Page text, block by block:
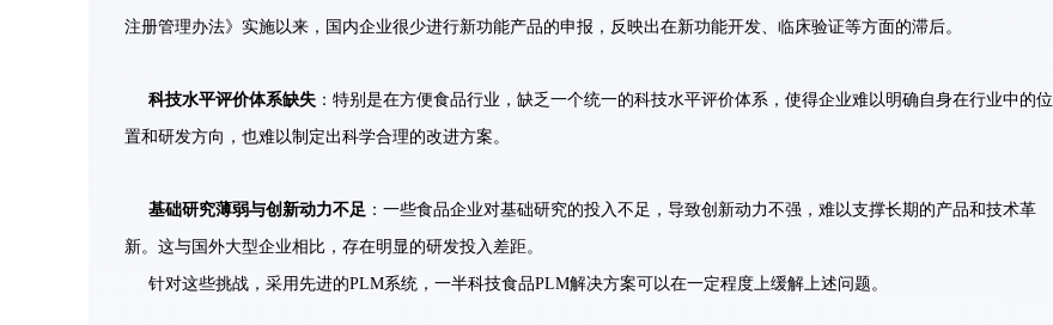
注册管理办法》实施以来，国内企业很少进行新功能产品的申报，反映出在新功能开发、临床验证等方面的滞后。
科技水平评价体系缺失 ：特别是在方便食品行业，缺乏一个统一的科技水平评价体系，使得企业难以明确自身在行业中的位
置和研发方向，也难以制定出科学合理的改进方案。
基础研究薄弱与创新动力不足 ：一些食品企业对基础研究的投入不足，导致创新动力不强，难以支撑长期的产品和技术革
新。这与国外大型企业相比，存在明显的研发投入差距。
针对这些挑战，采用先进的PLM系统，一半科技食品PLM解决方案可以在一定程度上缓解上述问题。